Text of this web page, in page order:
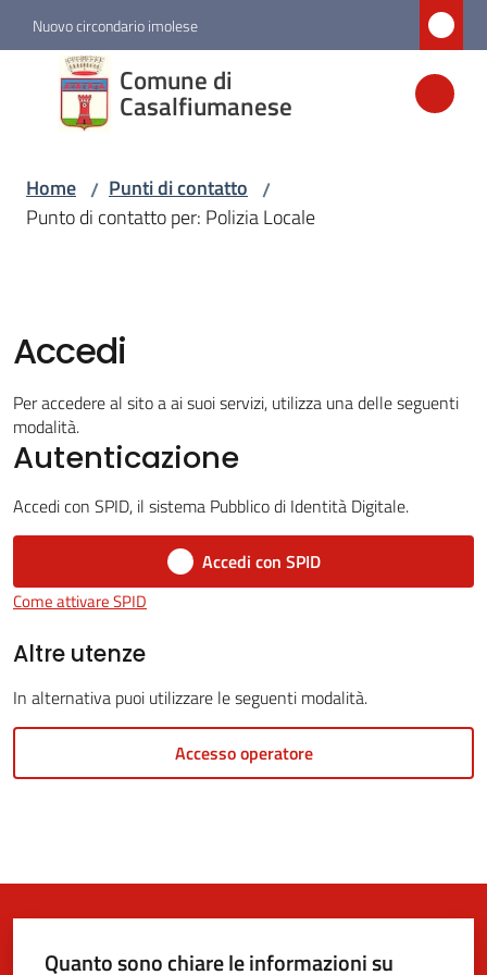
Vai al contenuto
Vai alla navigazione
Vai al footer
Nuovo circondario imolese
Comune di
Casalfiumanese
Comune di
Casalfiumanese
Amministrazione
Casalfiumanese
on-
gli
Home / Punti di contatto /
Punto di contatto per: Polizia Locale
Accedi
Per accedere al sito a ai suoi servizi, utilizza una delle seguenti
modalità.
Autenticazione
Accedi con SPID, il sistema Pubblico di Identità Digitale.
Accedi con SPID
Come attivare SPID
Altre utenze
In alternativa puoi utilizzare le seguenti modalità.
Accesso operatore
Quanto sono chiare le informazioni su